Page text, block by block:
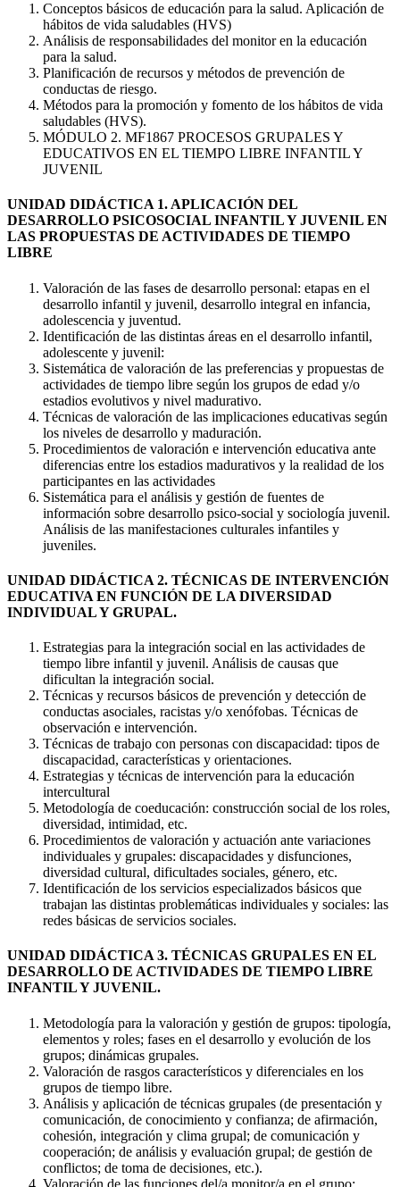
Conceptos básicos de educación para la salud. Aplicación de
hábitos de vida saludables (HVS)
Análisis de responsabilidades del monitor en la educación
para la salud.
Planificación de recursos y métodos de prevención de
conductas de riesgo.
Métodos para la promoción y fomento de los hábitos de vida
saludables (HVS).
MÓDULO 2. MF1867 PROCESOS GRUPALES Y
EDUCATIVOS EN EL TIEMPO LIBRE INFANTIL Y
JUVENIL
UNIDAD DIDÁCTICA 1. APLICACIÓN DEL
DESARROLLO PSICOSOCIAL INFANTIL Y JUVENIL EN
LAS PROPUESTAS DE ACTIVIDADES DE TIEMPO
LIBRE
Valoración de las fases de desarrollo personal: etapas en el
desarrollo infantil y juvenil, desarrollo integral en infancia,
adolescencia y juventud.
Identificación de las distintas áreas en el desarrollo infantil,
adolescente y juvenil:
Sistemática de valoración de las preferencias y propuestas de
actividades de tiempo libre según los grupos de edad y/o
estadios evolutivos y nivel madurativo.
Técnicas de valoración de las implicaciones educativas según
los niveles de desarrollo y maduración.
Procedimientos de valoración e intervención educativa ante
diferencias entre los estadios madurativos y la realidad de los
participantes en las actividades
Sistemática para el análisis y gestión de fuentes de
información sobre desarrollo psico-social y sociología juvenil.
Análisis de las manifestaciones culturales infantiles y
juveniles.
UNIDAD DIDÁCTICA 2. TÉCNICAS DE INTERVENCIÓN
EDUCATIVA EN FUNCIÓN DE LA DIVERSIDAD
INDIVIDUAL Y GRUPAL.
Estrategias para la integración social en las actividades de
tiempo libre infantil y juvenil. Análisis de causas que
dificultan la integración social.
Técnicas y recursos básicos de prevención y detección de
conductas asociales, racistas y/o xenófobas. Técnicas de
observación e intervención.
Técnicas de trabajo con personas con discapacidad: tipos de
discapacidad, características y orientaciones.
Estrategias y técnicas de intervención para la educación
intercultural
Metodología de coeducación: construcción social de los roles,
diversidad, intimidad, etc.
Procedimientos de valoración y actuación ante variaciones
individuales y grupales: discapacidades y disfunciones,
diversidad cultural, dificultades sociales, género, etc.
Identificación de los servicios especializados básicos que
trabajan las distintas problemáticas individuales y sociales: las
redes básicas de servicios sociales.
UNIDAD DIDÁCTICA 3. TÉCNICAS GRUPALES EN EL
DESARROLLO DE ACTIVIDADES DE TIEMPO LIBRE
INFANTIL Y JUVENIL.
Metodología para la valoración y gestión de grupos: tipología,
elementos y roles; fases en el desarrollo y evolución de los
grupos; dinámicas grupales.
Valoración de rasgos característicos y diferenciales en los
grupos de tiempo libre.
Análisis y aplicación de técnicas grupales (de presentación y
comunicación, de conocimiento y confianza; de afirmación,
cohesión, integración y clima grupal; de comunicación y
cooperación; de análisis y evaluación grupal; de gestión de
conflictos; de toma de decisiones, etc.).
Valoración de las funciones del/a monitor/a en el grupo: